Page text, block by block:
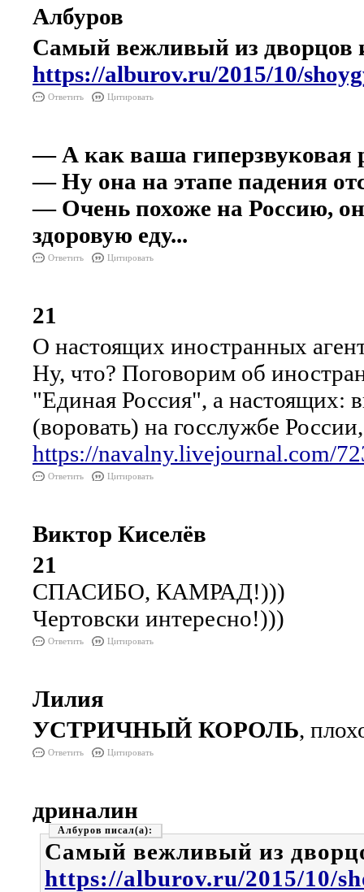
Албуров
Самый вежливый из дворцов
https://alburov.ru/2015/10/
Ответить Цитировать
— А как ваша гиперзвуковая
— Ну она на этапе падения
— Очень похоже на Россию,
здоровую еду...
Ответить Цитировать
21
О настоящих иностранных
Ну, что? Поговорим об
"Единая Россия", а настоящих:
(воровать) на госслужбе
https://navalny.livejournal.com/
Ответить Цитировать
Виктор Киселёв
21
СПАСИБО, КАМРАД!)))
Чертовски интересно!)))
Ответить Цитировать
Лилия
УСТРИЧНЫЙ КОРОЛЬ,
Ответить Цитировать
дриналин
Албуров
Самый вежливый из
https://alburov.ru/2015/10/